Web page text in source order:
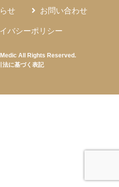
せ お問い合わせ
バシーポリシー
All Rights Reserved.
法に基づく表記